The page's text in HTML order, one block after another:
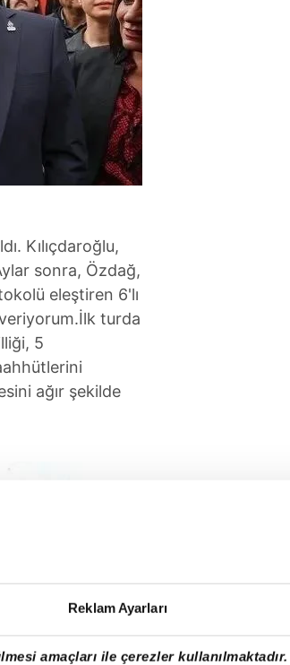
Reklam Ayarları
amaçları ile çerezler kullanılmaktadır.
Kılıçdaroğlu,
sonra, Özdağ,
eleştiren 6'lı
turda
5
ağır şekilde